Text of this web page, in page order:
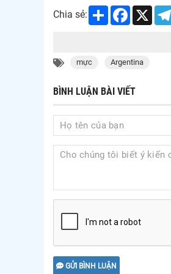
Chia sẻ:
Share Facebook
X
mực Argentina
BÌNH LUẬN BÀI VIẾT
GỬI BÌNH LUẬN